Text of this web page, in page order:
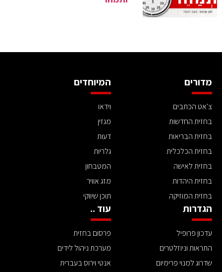
מדורים
צ'אט הכתבים
בחזית החדשות
בחזית הבריאות
בחזית הכלכלית
בחזית לאישה
בחזית היהדות
בחזית המוזיקה
המיוחדים
וידאו
מגזין
דעות
גלריות
המטבחון
מזג אוויר
תוכן שיווקי
הגדרות
עדכון פרופיל
התראות וניוזלטרים
שדרוג למנוי פרימיום
עוד ..
פרסום בחזית
מערכת ניהול לידים
אנטי וירוס בעברית